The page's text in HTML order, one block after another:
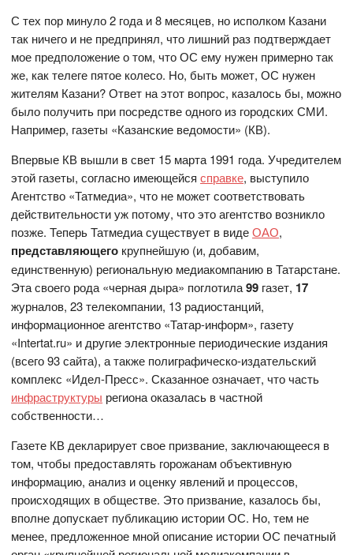
С тех пор минуло 2 года и 8 месяцев, но исполком Казани
так ничего и не предпринял, что лишний раз подтверждает
мое предположение о том, что ОС ему нужен примерно так
же, как телеге пятое колесо. Но, быть может, ОС нужен
жителям Казани? Ответ на этот вопрос, казалось бы, можно
было получить при посредстве одного из городских СМИ.
Например, газеты «Казанские ведомости» (КВ).
Впервые КВ вышли в свет 15 марта 1991 года. Учредителем
этой газеты, согласно имеющейсясправке, выступило
Агентство «Татмедиа», что не может соответствовать
действительности уж потому, что это агентство возникло
позже. Теперь Татмедиа существует в видеОАО,
представляющего крупнейшую (и, добавим,
единственную) региональную медиакомпанию в Татарстане.
Эта своего рода «черная дыра» поглотила99 газет, 17
журналов, 23 телекомпании, 13 радиостанций,
информационное агентство «Татар-информ», газету
«Intertat.ru» и другие электронные периодические издания
(всего 93 сайта), а также полиграфическо-издательский
комплекс «Идел-Пресс». Сказанное означает, что часть
инфраструктуры региона оказалась в частной
собственности…
Газете КВ декларирует свое призвание, заключающееся в
том, чтобы предоставлять горожанам объективную
информацию, анализ и оценку явлений и процессов,
происходящих в обществе. Это призвание, казалось бы,
вполне допускает публикацию истории ОС. Но, тем не
менее, предложенное мной описание истории ОС печатный